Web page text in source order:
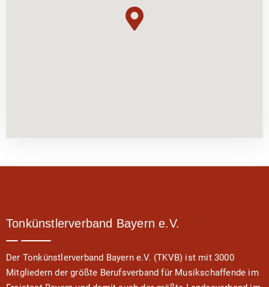
Tonkünstlerverband Bayern e.V.
Der Tonkünstlerverband Bayern e.V. (TKVB) ist mit 3000
Mitgliedern der größte Berufsverband für Musikschaffende im